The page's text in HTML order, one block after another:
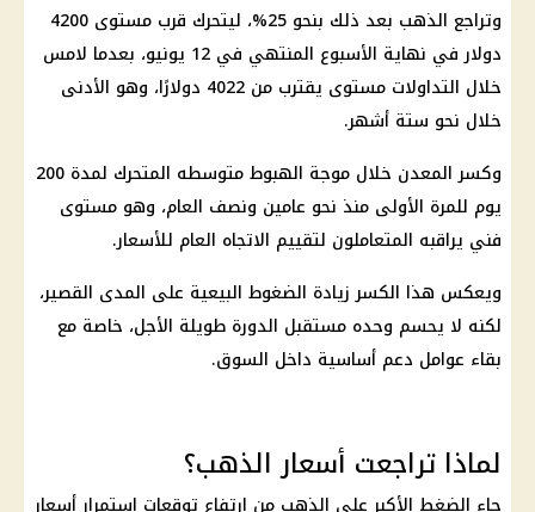
وتراجع الذهب بعد ذلك بنحو 25%، ليتحرك قرب مستوى 4200
دولار في نهاية الأسبوع المنتهي في 12 يونيو، بعدما لامس
خلال التداولات مستوى يقترب من 4022 دولارًا، وهو الأدنى
خلال نحو ستة أشهر.
وكسر المعدن خلال موجة الهبوط متوسطه المتحرك لمدة 200
يوم للمرة الأولى منذ نحو عامين ونصف العام، وهو مستوى
فني يراقبه المتعاملون لتقييم الاتجاه العام للأسعار.
ويعكس هذا الكسر زيادة الضغوط البيعية على المدى القصير،
لكنه لا يحسم وحده مستقبل الدورة طويلة الأجل، خاصة مع
بقاء عوامل دعم أساسية داخل السوق.
لماذا تراجعت أسعار الذهب؟
جاء الضغط الأكبر على الذهب من ارتفاع توقعات استمرار أسعار